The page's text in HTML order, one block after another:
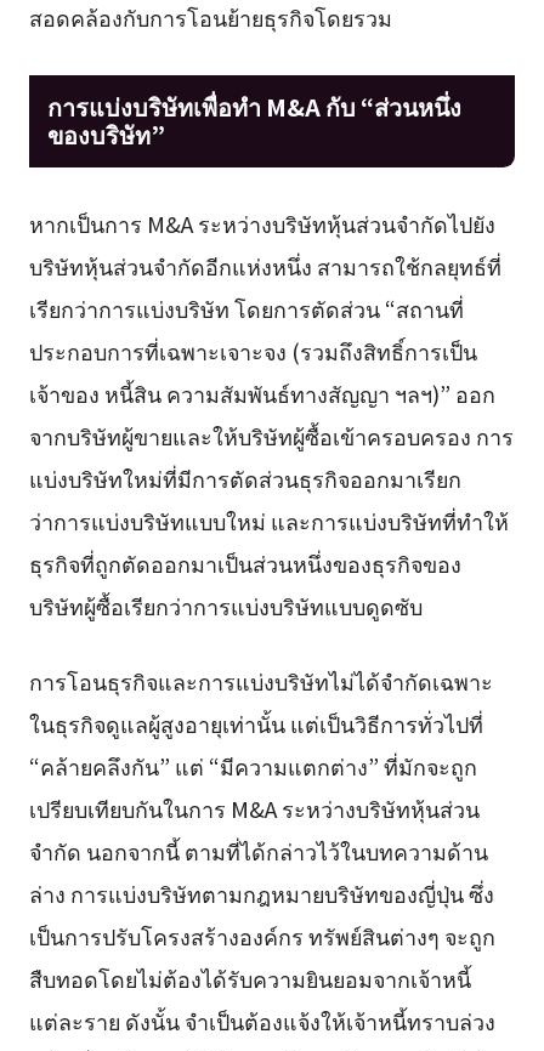
สอดคล้องกับการโอนย้ายธุรกิจโดยรวม
การแบ่งบริษัทเพื่อทำ M&A กับ “ส่วนหนึ่ง
ของบริษัท”
หากเป็นการ M&A ระหว่างบริษัทหุ้นส่วนจำกัดไปยัง
บริษัทหุ้นส่วนจำกัดอีกแห่งหนึ่ง สามารถใช้กลยุทธ์ที่
เรียกว่าการแบ่งบริษัท โดยการตัดส่วน “สถานที่
ประกอบการที่เฉพาะเจาะจง (รวมถึงสิทธิ์การเป็น
เจ้าของ หนี้สิน ความสัมพันธ์ทางสัญญา ฯลฯ)” ออก
จากบริษัทผู้ขายและให้บริษัทผู้ซื้อเข้าครอบครอง การ
แบ่งบริษัทใหม่ที่มีการตัดส่วนธุรกิจออกมาเรียก
ว่าการแบ่งบริษัทแบบใหม่ และการแบ่งบริษัทที่ทำให้
ธุรกิจที่ถูกตัดออกมาเป็นส่วนหนึ่งของธุรกิจของ
บริษัทผู้ซื้อเรียกว่าการแบ่งบริษัทแบบดูดซับ
การโอนธุรกิจและการแบ่งบริษัทไม่ได้จำกัดเฉพาะ
ในธุรกิจดูแลผู้สูงอายุเท่านั้น แต่เป็นวิธีการทั่วไปที่
“คล้ายคลึงกัน” แต่ “มีความแตกต่าง” ที่มักจะถูก
เปรียบเทียบกันในการ M&A ระหว่างบริษัทหุ้นส่วน
จำกัด นอกจากนี้ ตามที่ได้กล่าวไว้ในบทความด้าน
ล่าง การแบ่งบริษัทตามกฎหมายบริษัทของญี่ปุ่น ซึ่ง
เป็นการปรับโครงสร้างองค์กร ทรัพย์สินต่างๆ จะถูก
สืบทอดโดยไม่ต้องได้รับความยินยอมจากเจ้าหนี้
แต่ละราย ดังนั้น จำเป็นต้องแจ้งให้เจ้าหนี้ทราบล่วง